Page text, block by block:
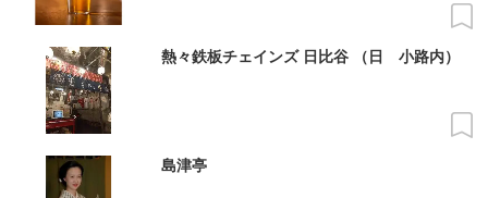
熱々鉄板チェインズ 日比谷 （日ゞ小路内）
島津亭